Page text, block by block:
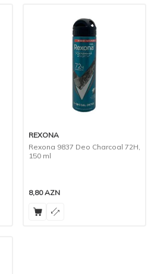
REXONA
Rexona 9837 Deo Charcoal 72H,
150 ml
8,80AZN